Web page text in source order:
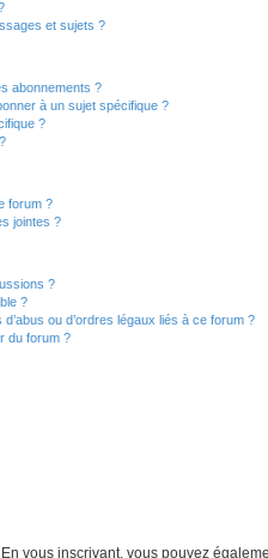
et sujets ?
abonnements ?
à un sujet spécifique ?
?
forum ?
jointes ?
?
?
ou d’ordres légaux liés à ce forum ?
du forum ?
vous inscrivant, vous pouvez